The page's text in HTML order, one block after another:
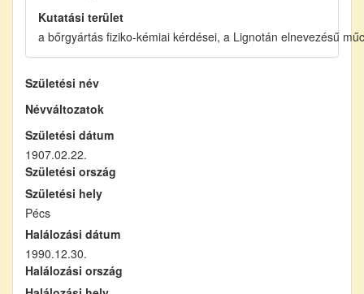
Kutatási terület
a bőrgyártás fiziko-kémiai kérdései, a Lignotán elnevezésű
Születési név
Névváltozatok
Születési dátum
1907.02.22.
Születési ország
Születési hely
Pécs
Halálozási dátum
1990.12.30.
Halálozási ország